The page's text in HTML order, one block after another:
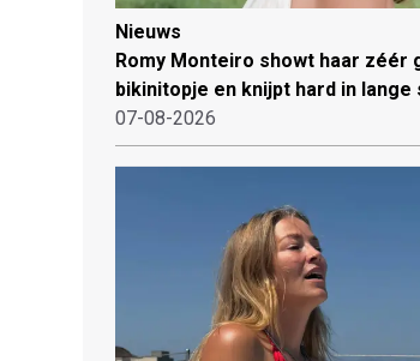
Nieuws
Romy Monteiro showt haar zéér
bikinitopje en knijpt hard in lange
07-08-2026